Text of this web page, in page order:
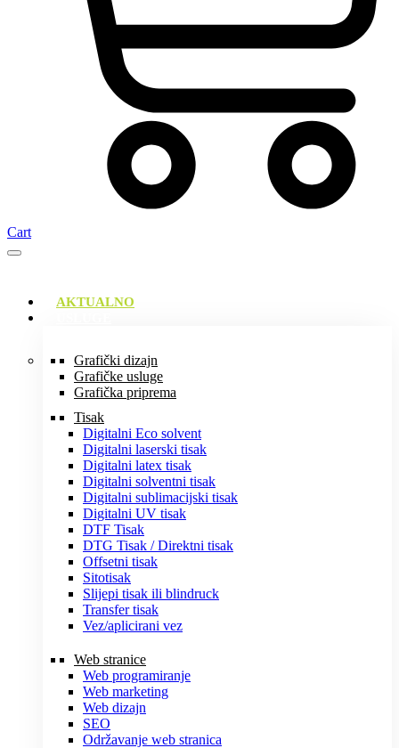
Cart
AKTUALNO
Grafički dizajn
Grafičke usluge
Grafička priprema
Tisak
Digitalni Eco solvent
Digitalni laserski tisak
Digitalni latex tisak
Digitalni solventni tisak
Digitalni sublimacijski tisak
Digitalni UV tisak
DTF Tisak
DTG Tisak / Direktni tisak
Offsetni tisak
Sitotisak
Slijepi tisak ili blindruck
Transfer tisak
Vez/aplicirani vez
Web stranice
Web programiranje
Web marketing
Web dizajn
SEO
Održavanje web stranica